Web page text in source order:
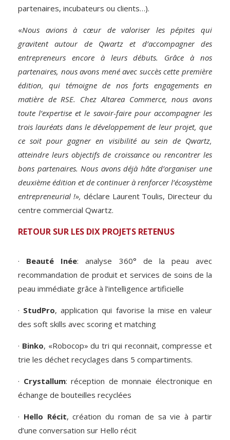
partenaires, incubateurs ou clients…).
«Nous avions à cœur de valoriser les pépites qui
gravitent autour de Qwartz et d’accompagner des
entrepreneurs encore à leurs débuts. Grâce à nos
partenaires, nous avons mené avec succès cette première
édition, qui témoigne de nos forts engagements en
matière de RSE. Chez Altarea Commerce, nous avons
toute l’expertise et le savoir-faire pour accompagner les
trois lauréats dans le développement de leur projet, que
ce soit pour gagner en visibilité au sein de Qwartz,
atteindre leurs objectifs de croissance ou rencontrer les
bons partenaires. Nous avons déjà hâte d’organiser une
deuxième édition et de continuer à renforcer l’écosystème
entrepreneurial !», déclare Laurent Toulis, Directeur du
centre commercial Qwartz.
RETOUR SUR LES DIX PROJETS RETENUS
· Beauté Inée: analyse 360° de la peau avec
recommandation de produit et services de soins de la
peau immédiate grâce à l’intelligence artificielle
· StudPro, application qui favorise la mise en valeur
des soft skills avec scoring et matching
· Binko, «Robocop» du tri qui reconnait, compresse et
trie les déchet recyclages dans 5 compartiments.
· Crystallum: réception de monnaie électronique en
échange de bouteilles recyclées
· Hello Récit, création du roman de sa vie à partir
d’une conversation sur Hello récit